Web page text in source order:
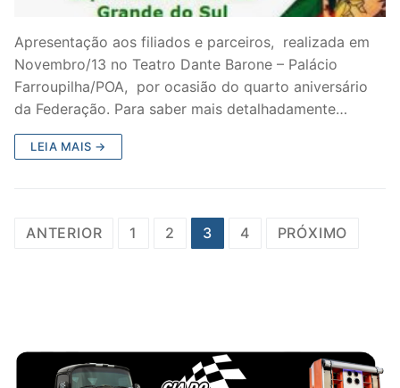
Apresentação aos filiados e parceiros, realizada em
Novembro/13 no Teatro Dante Barone – Palácio
Farroupilha/POA, por ocasião do quarto aniversário
da Federação. Para saber mais detalhadamente…
LEIA MAIS →
Paginação
ANTERIOR 1 2 3 4 PRÓXIMO